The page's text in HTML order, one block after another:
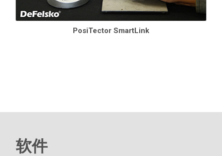
PosiTector SmartLink
软件